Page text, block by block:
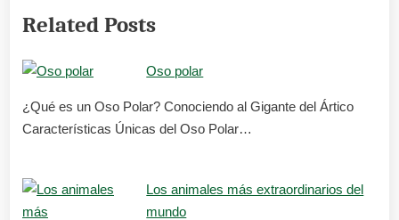
Related Posts
Oso polar
¿Qué es un Oso Polar? Conociendo al Gigante del Ártico
Características Únicas del Oso Polar…
Los animales más extraordinarios del
mundo